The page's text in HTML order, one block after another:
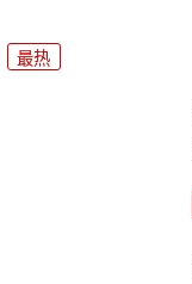
最热